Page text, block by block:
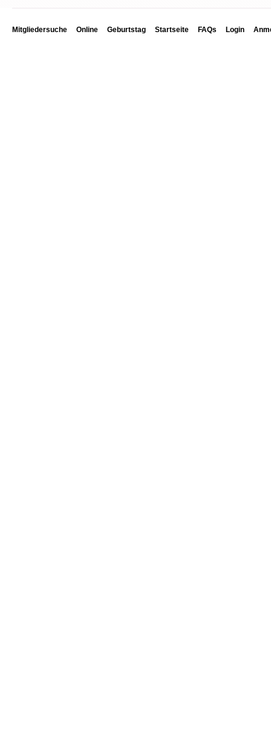
Mitgliedersuche Online Geburtstag Startseite FAQs Login